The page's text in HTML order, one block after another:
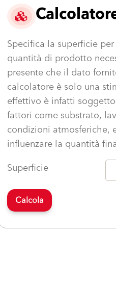
Specifica la superficie
quantità di prodotto
presente che il dato
calcolatore è solo una
effettivo è infatti
fattori come substrato,
condizioni atmosferiche,
influenzare la quantità
Superficie
Calcola